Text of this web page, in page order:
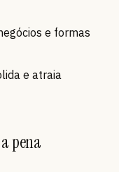
e formas
e atraia
pena